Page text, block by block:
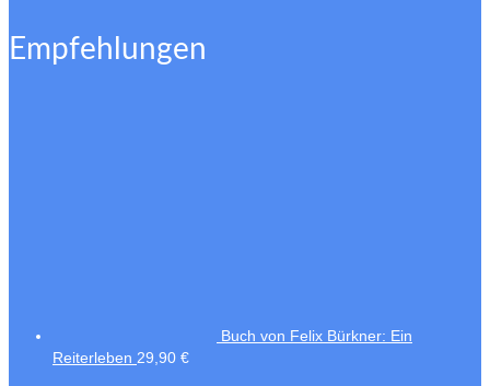
Empfehlungen
Buch von Felix Bürkner: Ein
Reiterleben 29,90 €